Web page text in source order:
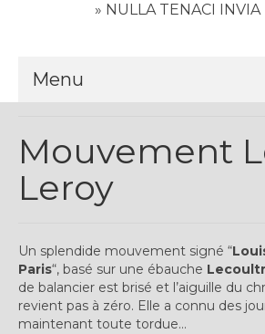
» NULLA TENACI INVIA
Menu
Contact
Espace Clients
Plus…
Sur l’Établi 2011 – 2022
Marques Suisses du XXe
Mouvement
Leroy
Un splendide mouvement signé “
Paris“, basé sur une ébauche
de balancier est brisé et l’aiguille du
revient pas à zéro. Elle a connu des
maintenant toute tordue…